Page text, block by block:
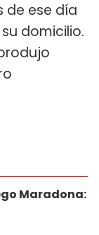
de ese día
domicilio.
Maradona: